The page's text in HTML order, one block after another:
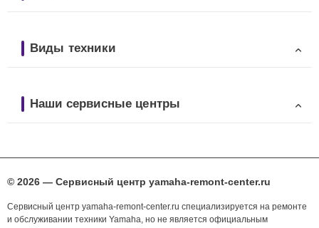
Виды техники
Наши сервисные центры
© 2026 — Сервисный центр yamaha-remont-center.ru
Сервисный центр yamaha-remont-center.ru специализируется на ремонте
и обслуживании техники Yamaha, но не является официальным